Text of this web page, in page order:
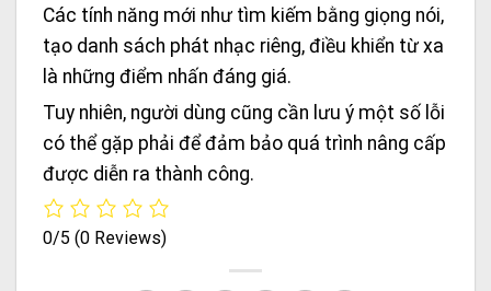
Các tính năng mới như tìm kiếm bằng giọng nói,
tạo danh sách phát nhạc riêng, điều khiển từ xa
là những điểm nhấn đáng giá.
Tuy nhiên, người dùng cũng cần lưu ý một số lỗi
có thể gặp phải để đảm bảo quá trình nâng cấp
được diễn ra thành công.
0/5 (0 Reviews)